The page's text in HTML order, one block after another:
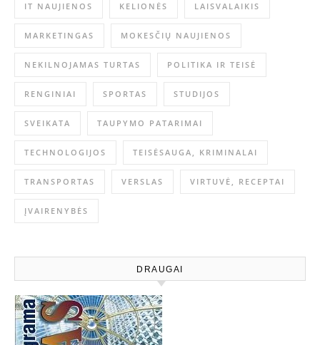
IT NAUJIENOS KELIONĖS LAISVALAIKIS
MARKETINGAS MOKESČIŲ NAUJIENOS
NEKILNOJAMAS TURTAS POLITIKA IR TEISĖ
RENGINIAI SPORTAS STUDIJOS
SVEIKATA TAUPYMO PATARIMAI
TECHNOLOGIJOS TEISĖSAUGA, KRIMINALAI
TRANSPORTAS VERSLAS VIRTUVĖ, RECEPTAI
ĮVAIRENYBĖS
DRAUGAI